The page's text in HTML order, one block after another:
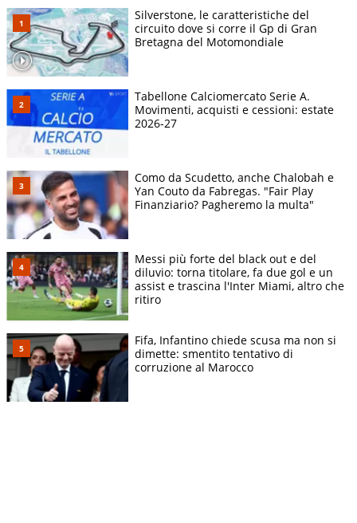
Silverstone, le caratteristiche del
circuito dove si corre il Gp di Gran
Bretagna del Motomondiale
Tabellone Calciomercato Serie A.
Movimenti, acquisti e cessioni: estate
2026-27
Como da Scudetto, anche Chalobah e
Yan Couto da Fabregas. "Fair Play
Finanziario? Pagheremo la multa"
Messi più forte del black out e del
diluvio: torna titolare, fa due gol e un
assist e trascina l'Inter Miami, altro che
ritiro
Fifa, Infantino chiede scusa ma non si
dimette: smentito tentativo di
corruzione al Marocco